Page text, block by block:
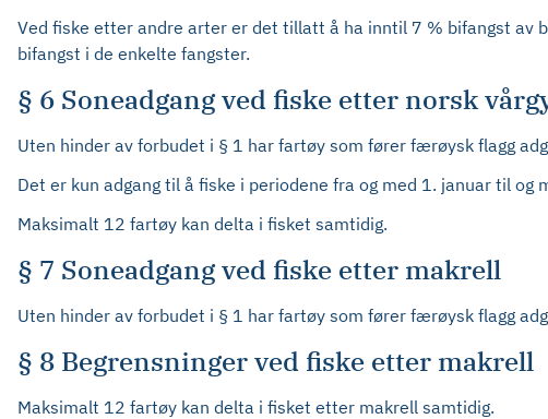
Ved fiske etter andre arter er det tillatt å ha inntil 7 % bifangst av
bifangst i de enkelte fangster.
§ 6 Soneadgang ved fiske etter norsk
Uten hinder av forbudet i § 1 har fartøy som fører færøysk flagg
Det er kun adgang til å fiske i periodene fra og med 1. januar til
Maksimalt 12 fartøy kan delta i fisket samtidig.
§ 7 Soneadgang ved fiske etter makrell
Uten hinder av forbudet i § 1 har fartøy som fører færøysk flagg
§ 8 Begrensninger ved fiske etter makrell
Maksimalt 12 fartøy kan delta i fisket etter makrell samtidig.